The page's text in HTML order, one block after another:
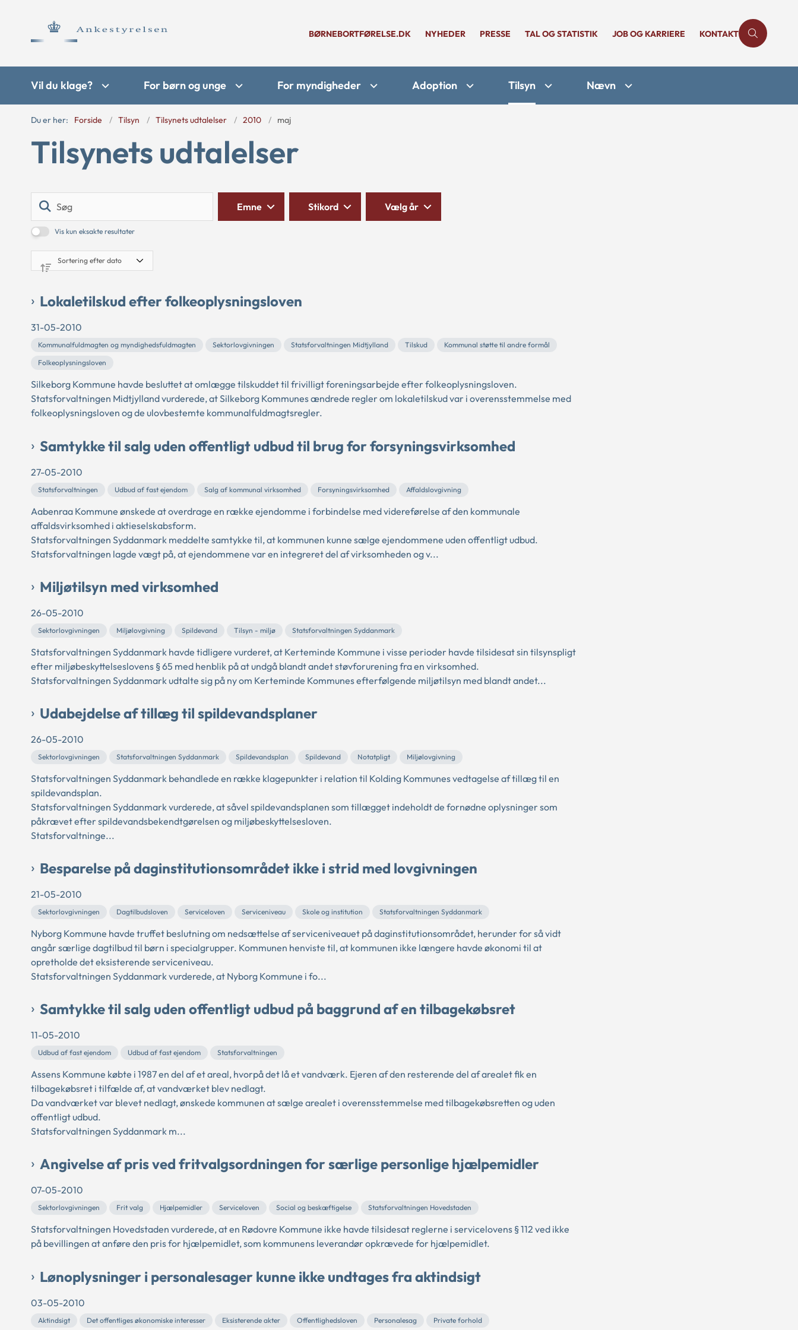
BØRNEBORTFØRELSE.DK NYHEDER PRESSE TAL OG STATISTIK JOB OG KARRIERE KONTAKT
Vil du klage? For børn og unge For myndigheder Adoption Tilsyn Nævn
Du er her: Forside Tilsyn Tilsynets udtalelser 2010 maj
Tilsynets udtalelser
Vis kun eksakte resultater
Emne Stikord Vælg år
Lokaletilskud efter folkeoplysningsloven
31-05-2010
Kommunalfuldmagten og myndighedsfuldmagten Sektorlovgivningen Statsforvaltningen Midtjylland Tilskud
Kommunal støtte til andre formål
Folkeoplysningsloven
Silkeborg Kommune havde besluttet at omlægge tilskuddet til frivilligt foreningsarbejde efter folkeoplysningsloven.
Statsforvaltningen Midtjylland vurderede, at Silkeborg Kommunes ændrede regler om lokaletilskud var i overensstemmelse med
folkeoplysningsloven og de ulovbestemte kommunalfuldmagtsregler.
Samtykke til salg uden offentligt udbud til brug for forsyningsvirksomhed
27-05-2010
Statsforvaltningen Udbud af fast ejendom Salg af kommunal virksomhed Forsyningsvirksomhed Affaldslovgivning
Aabenraa Kommune ønskede at overdrage en række ejendomme i forbindelse med videreførelse af den kommunale
affaldsvirksomhed i aktieselskabsform.
Statsforvaltningen Syddanmark meddelte samtykke til, at kommunen kunne sælge ejendommene uden offentligt udbud.
Statsforvaltningen lagde vægt på, at ejendommene var en integreret del af virksomheden og v...
Miljøtilsyn med virksomhed
26-05-2010
Sektorlovgivningen Miljølovgivning Spildevand Tilsyn - miljø Statsforvaltningen Syddanmark
Statsforvaltningen Syddanmark havde tidligere vurderet, at Kerteminde Kommune i visse perioder havde tilsidesat sin tilsynspligt
efter miljøbeskyttelseslovens § 65 med henblik på at undgå blandt andet støvforurening fra en virksomhed.
Statsforvaltningen Syddanmark udtalte sig på ny om Kerteminde Kommunes efterfølgende miljøtilsyn med blandt andet...
Udabejdelse af tillæg til spildevandsplaner
26-05-2010
Sektorlovgivningen Statsforvaltningen Syddanmark Spildevandsplan Spildevand Notatpligt Miljølovgivning
Statsforvaltningen Syddanmark behandlede en række klagepunkter i relation til Kolding Kommunes vedtagelse af tillæg til en
spildevandsplan.
Statsforvaltningen Syddanmark vurderede, at såvel spildevandsplanen som tillægget indeholdt de fornødne oplysninger som
påkrævet efter spildevandsbekendtgørelsen og miljøbeskyttelsesloven.
Statsforvaltninge...
Besparelse på daginstitutionsområdet ikke i strid med lovgivningen
21-05-2010
Sektorlovgivningen Dagtilbudsloven Serviceloven Serviceniveau Skole og institution Statsforvaltningen Syddanmark
Nyborg Kommune havde truffet beslutning om nedsættelse af serviceniveauet på daginstitutionsområdet, herunder for så vidt
angår særlige dagtilbud til børn i specialgrupper. Kommunen henviste til, at kommunen ikke længere havde økonomi til at
opretholde det eksisterende serviceniveau.
Statsforvaltningen Syddanmark vurderede, at Nyborg Kommune i fo...
Samtykke til salg uden offentligt udbud på baggrund af en tilbagekøbsret
11-05-2010
Udbud af fast ejendom Udbud af fast ejendom Statsforvaltningen
Assens Kommune købte i 1987 en del af et areal, hvorpå det lå et vandværk. Ejeren af den resterende del af arealet fik en
tilbagekøbsret i tilfælde af, at vandværket blev nedlagt.
Da vandværket var blevet nedlagt, ønskede kommunen at sælge arealet i overensstemmelse med tilbagekøbsretten og uden
offentligt udbud.
Statsforvaltningen Syddanmark m...
Angivelse af pris ved fritvalgsordningen for særlige personlige hjælpemidler
07-05-2010
Sektorlovgivningen Frit valg Hjælpemidler Serviceloven Social og beskæftigelse Statsforvaltningen Hovedstaden
Statsforvaltningen Hovedstaden vurderede, at en Rødovre Kommune ikke havde tilsidesat reglerne i servicelovens § 112 ved ikke
på bevillingen at anføre den pris for hjælpemidlet, som kommunens leverandør opkrævede for hjælpemidlet.
Lønoplysninger i personalesager kunne ikke undtages fra aktindsigt
03-05-2010
Aktindsigt Det offentliges økonomiske interesser Eksisterende akter Offentlighedsloven Personalesag
Private forhold